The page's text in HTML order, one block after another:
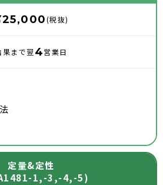
(税抜)
翌 4営業日
定量&定性
1,-3,-4,-5)